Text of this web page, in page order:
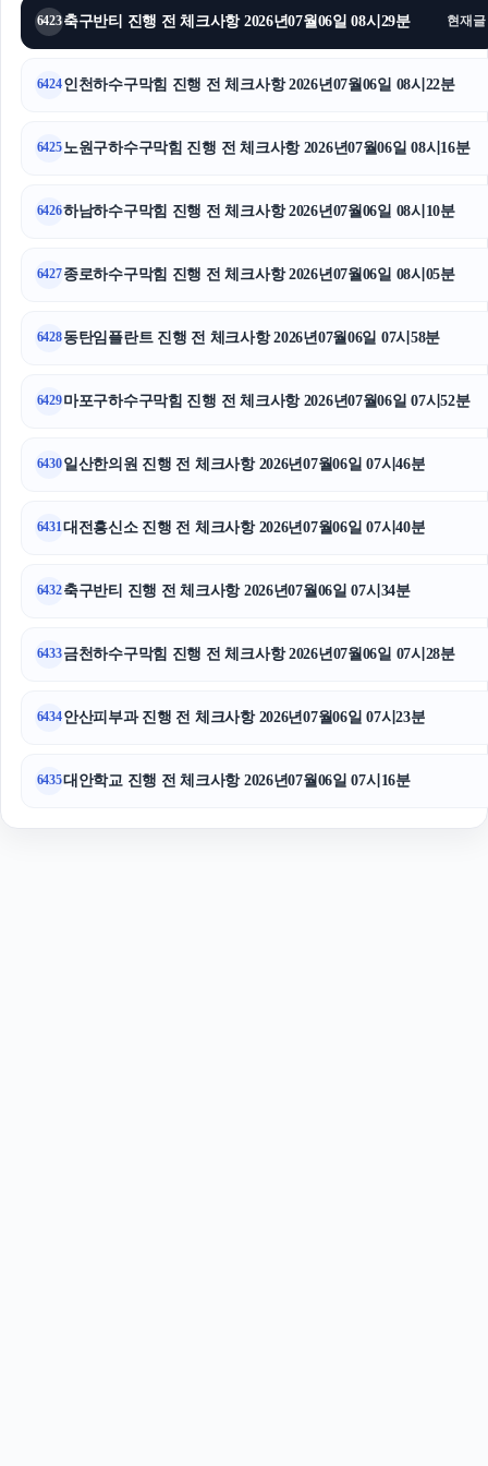
대구흥신소
인스타그램 좋아요 구매
의정부이혼변호사
6423축구반티 진행 전 체크사항 2026년07월06일 08시29분 현재글
6424인천하수구막힘 진행 전 체크사항 2026년07월06일 08시22분
6425 노원구하수구막힘 진행 전 체크사항 2026년07월06일 08시16분
6426하남하수구막힘 진행 전 체크사항 2026년07월06일 08시10분
6427종로하수구막힘 진행 전 체크사항 2026년07월06일 08시05분
6428동탄임플란트 진행 전 체크사항 2026년07월06일 07시58분
6429마포구하수구막힘 진행 전 체크사항 2026년07월06일 07시52분
6430일산한의원 진행 전 체크사항 2026년07월06일 07시46분
6431대전흥신소 진행 전 체크사항 2026년07월06일 07시40분
6432축구반티 진행 전 체크사항 2026년07월06일 07시34분
6433금천하수구막힘 진행 전 체크사항 2026년07월06일 07시28분
6434안산피부과 진행 전 체크사항 2026년07월06일 07시23분
6435대안학교 진행 전 체크사항 2026년07월06일 07시16분